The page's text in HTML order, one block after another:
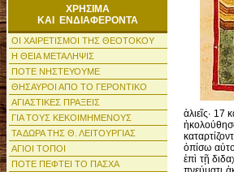
ΧΡΗΣΙΜΑ
ΚΑΙ ΕΝΔΙΑΦΕΡΟΝΤΑ
ΟΙ ΧΑΙΡΕΤΙΣΜΟΙ ΤΗΣ ΘΕΟΤΟΚΟΥ
Η ΘΕΙΑ ΜΕΤΑΛΗΨΙΣ
ΠΟΤΕ ΝΗΣΤΕΥΟΥΜΕ
ΘΗΣΑΥΡΟΙ ΑΠΟ ΤΟ ΓΕΡΟΝΤΙΚΟ
ΑΓΙΑΣΤΙΚΕΣ ΠΡΑΞΕΙΣ
ΓΙΑ ΤΟΥΣ ΚΕΚΟΙΜΗΜΕΝΟΥΣ
ΤΑ ΔΩΡΑ ΤΗΣ Θ. ΛΕΙΤΟΥΡΓΙΑΣ
ΑΓΙΟΙ ΤΟΠΟΙ
ΠΟΤΕ ΠΕΦΤΕΙ ΤΟ ΠΑΣΧΑ